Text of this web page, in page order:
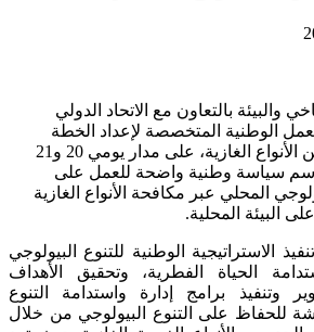
والبيئة بالتعاون مع الاتحاد الدولي
الوطنية المتخصصة لإعداد الخطة
الوطنية لتنظيم والحد من الأنواع الغازية، على مدار يومي 20 و21
سياسة وطنية واضحة للعمل على
المحلي عبر مكافحة الأنواع الغازية
البيئة المحلية.
الاستراتيجية الوطنية للتنوع البيولوجي
الحياة الفطرية، وتحقيق الأهداف
وتنفيذ برامج إدارة واستدامة التنوع
للحفاظ على التنوع البيولوجي من خلال